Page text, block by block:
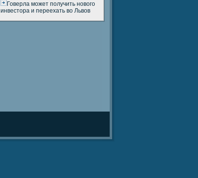
Говерла может получить нового
инвестора и переехать во Львов